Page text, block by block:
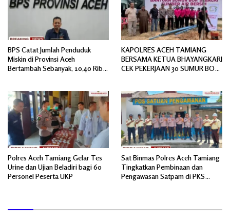
BPS Catat Jumlah Penduduk
Miskin di Provinsi Aceh
Bertambah Sebanyak, 10,40 Ribu
KAPOLRES ACEH TAMIANG
BERSAMA KETUA BHAYANGKARI
CEK PEKERJAAN 30 SUMUR BOR
Polres Aceh Tamiang Gelar Tes
Urine dan Ujian Beladiri bagi 60
Personel Peserta UKP
Sat Binmas Polres Aceh Tamiang
Tingkatkan Pembinaan dan
Pengawasan Satpam di PKS